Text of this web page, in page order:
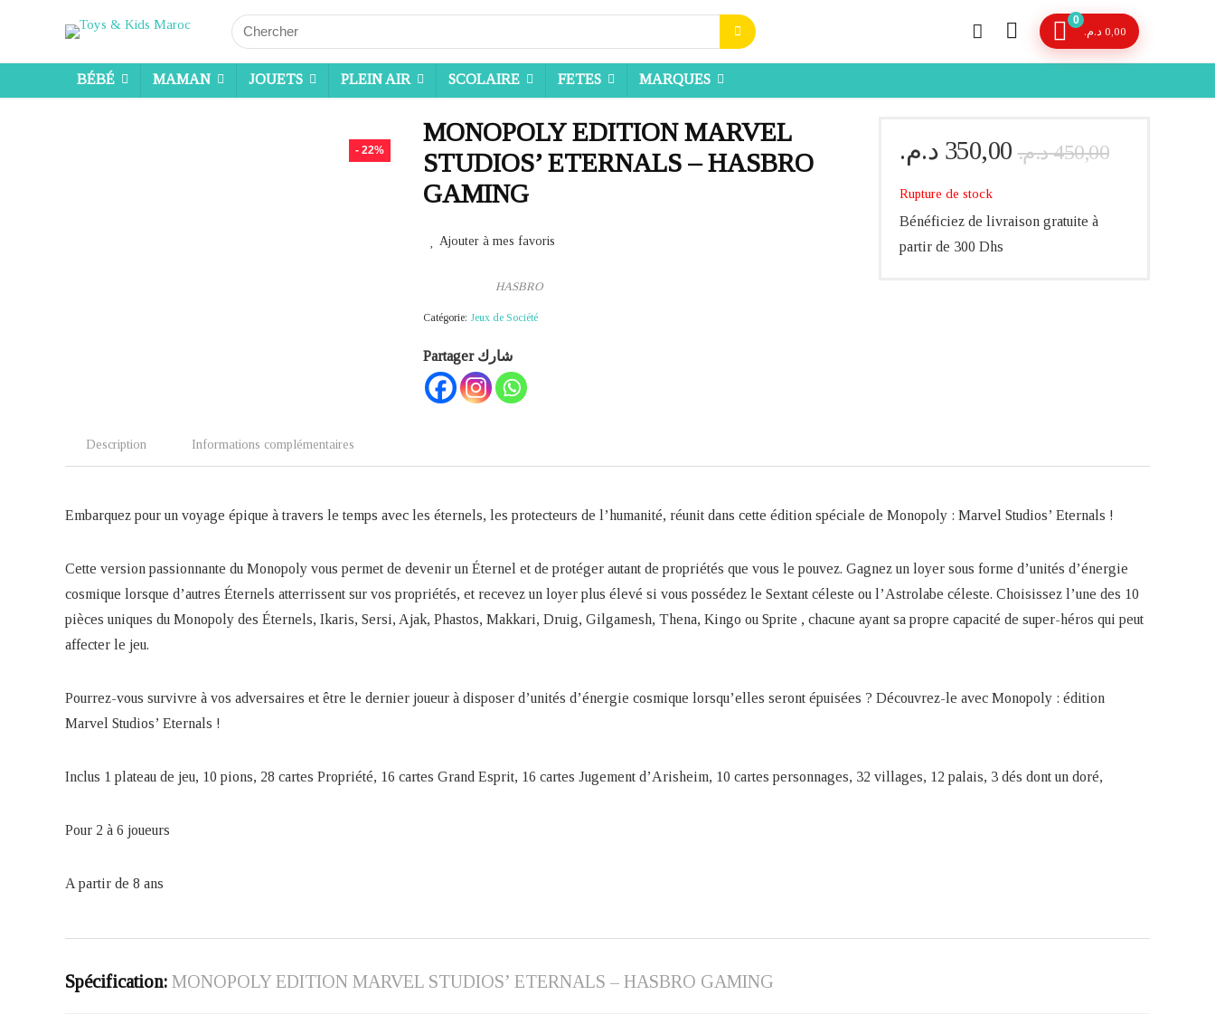
Search
for:
0
0,00 د.م.
BÉBÉ MAMAN JOUETS PLEIN AIR SCOLAIRE FETES MARQUES
- 22%
MONOPOLY EDITION MARVEL
STUDIOS’ ETERNALS – HASBRO
GAMING
Ajouter à mes favoris
HASBRO
Catégorie: Jeux de Société
Partager شارك
450,00 د.م.
Le
350,00 د.م.
Le
Rupture de stock
Bénéficiez de livraison gratuite à
partir de 300 Dhs
Description Informations complémentaires
Embarquez pour un voyage épique à travers le temps avec les éternels, les protecteurs de l’humanité, réunit dans cette édition spéciale de Monopoly : Marvel Studios’ Eternals !
Cette version passionnante du Monopoly vous permet de devenir un Éternel et de protéger autant de propriétés que vous le pouvez. Gagnez un loyer sous forme d’unités d’énergie
cosmique lorsque d’autres Éternels atterrissent sur vos propriétés, et recevez un loyer plus élevé si vous possédez le Sextant céleste ou l’Astrolabe céleste. Choisissez l’une des 10
pièces uniques du Monopoly des Éternels, Ikaris, Sersi, Ajak, Phastos, Makkari, Druig, Gilgamesh, Thena, Kingo ou Sprite , chacune ayant sa propre capacité de super-héros qui peut
affecter le jeu.
Pourrez-vous survivre à vos adversaires et être le dernier joueur à disposer d’unités d’énergie cosmique lorsqu’elles seront épuisées ? Découvrez-le avec Monopoly : édition
Marvel Studios’ Eternals !
Inclus 1 plateau de jeu, 10 pions, 28 cartes Propriété, 16 cartes Grand Esprit, 16 cartes Jugement d’Arisheim, 10 cartes personnages, 32 villages, 12 palais, 3 dés dont un doré,
Pour 2 à 6 joueurs
A partir de 8 ans
Spécification: MONOPOLY EDITION MARVEL STUDIOS’ ETERNALS – HASBRO GAMING